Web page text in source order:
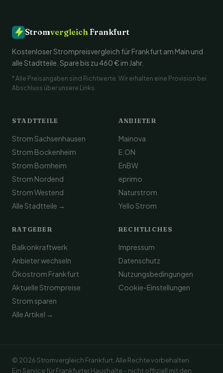
Stromvergleich Frankfurt
Kostenloser Strompreisvergleich für Frankfurt am Main und
alle Stadtteile. Spare bis zu 460 € im Jahr.
* Alle Preisangaben sind Richtwerte. Wir erhalten eine Provision bei
Abschluss über unsere Links.
STADTTEILE
Strom Sachsenhausen
Strom Bockenheim
Strom Bornheim
Strom Nordend
Strom Westend
Alle Stadtteile →
ANBIETER
Mainova
E.ON
EnBW
eprimo
Naturstrom
Yello Strom
RATGEBER
Balkonkraftwerk
Anbieter wechseln
Ökostrom Frankfurt
Aktuelle Strompreise
Strom sparen
Alle Artikel →
RECHTLICHES
Impressum
Datenschutz
Nutzungsbedingungen
Cookie-Einstellungen
© 2026 Stromvergleich Frankfurt. Alle Rechte vorbehalten.
Ein Service für Frankfurter Haushalte – nicht offiziell mit den